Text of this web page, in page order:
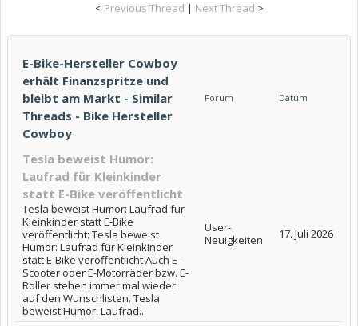
< Previous Thread | Next Thread >
E-Bike-Hersteller Cowboy
erhält Finanzspritze und
bleibt am Markt - Similar
Threads - Bike Hersteller
Cowboy
Forum Datum
Tesla beweist Humor:
Laufrad für Kleinkinder
statt E-Bike veröffentlicht
Tesla beweist Humor: Laufrad für
Kleinkinder statt E-Bike
veröffentlicht: Tesla beweist
Humor: Laufrad für Kleinkinder
statt E-Bike veröffentlicht Auch E-
Scooter oder E-Motorräder bzw. E-
Roller stehen immer mal wieder
auf den Wunschlisten. Tesla
beweist Humor: Laufrad...
User-
Neuigkeiten
17. Juli 2026